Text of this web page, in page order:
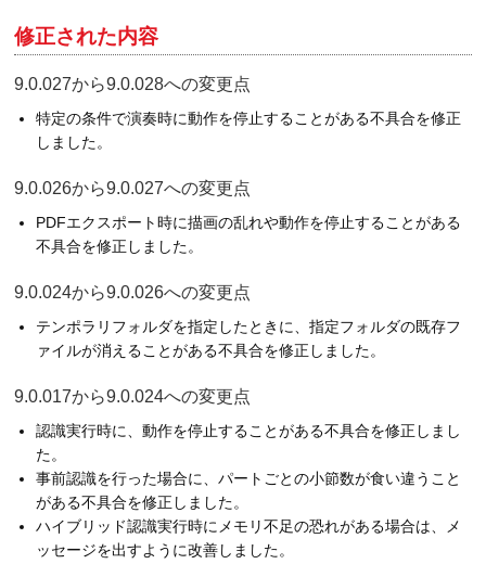
修正された内容
9.0.027から9.0.028への変更点
特定の条件で演奏時に動作を停止することがある不具合を修正
しました。
9.0.026から9.0.027への変更点
PDFエクスポート時に描画の乱れや動作を停止することがある
不具合を修正しました。
9.0.024から9.0.026への変更点
テンポラリフォルダを指定したときに、指定フォルダの既存フ
ァイルが消えることがある不具合を修正しました。
9.0.017から9.0.024への変更点
認識実行時に、動作を停止することがある不具合を修正しまし
た。
事前認識を行った場合に、パートごとの小節数が食い違うこと
がある不具合を修正しました。
ハイブリッド認識実行時にメモリ不足の恐れがある場合は、メ
ッセージを出すように改善しました。